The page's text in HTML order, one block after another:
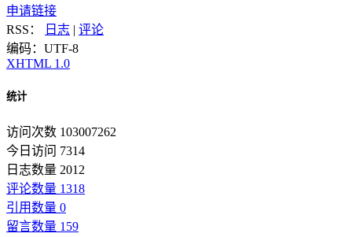
申请链接
RSS：
日志 | 评论
编码：UTF-8
XHTML 1.0
统计
访问次数 103007262
今日访问 7314
日志数量 2012
评论数量 1318
引用数量 0
留言数量 159